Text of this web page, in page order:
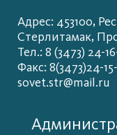
Адрес: 453100,
Стерлитамак,
Тел.: 8 (3473) 24-
Факс: 8(3473)24-
sovet.str@mail.ru